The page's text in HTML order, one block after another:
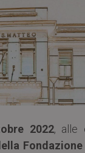
2022, alle